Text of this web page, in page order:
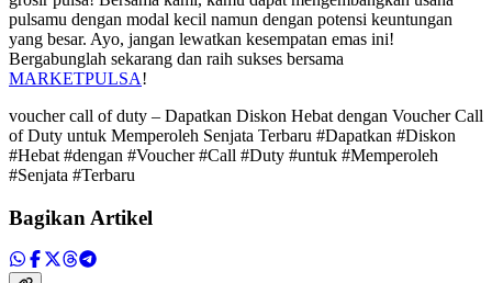
pulsamu dengan modal kecil namun dengan potensi keuntungan
yang besar. Ayo, jangan lewatkan kesempatan emas ini!
Bergabunglah sekarang dan raih sukses bersama
MARKETPULSA!
voucher call of duty – Dapatkan Diskon Hebat dengan Voucher Call
of Duty untuk Memperoleh Senjata Terbaru #Dapatkan #Diskon
#Hebat #dengan #Voucher #Call #Duty #untuk #Memperoleh
#Senjata #Terbaru
Bagikan Artikel